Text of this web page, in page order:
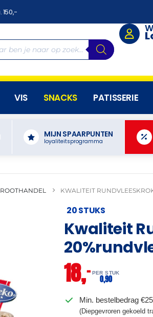
150,-
VIS SNACKS PATISSERIE
MIJN SPAARPUNTEN
loyaliteitsprogramma
KWALITEIT
20 STUKS
Kwaliteit
18,– PER STUK
0,90
Min. bestelbedrag
(Diepgevroren gekoeld